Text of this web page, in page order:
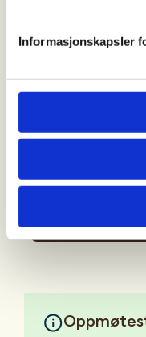
Informasjonskapsler
Helt ny eller
er mange
på jakt til høsten.
Velkommen til oss!